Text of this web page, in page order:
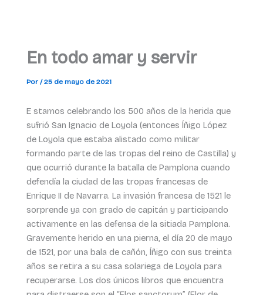
En todo amar y servir
Por /25 de mayo de 2021
E stamos celebrando los 500 años de la herida que
sufrió San Ignacio de Loyola (entonces Íñigo López
de Loyola que estaba alistado como militar
formando parte de las tropas del reino de Castilla) y
que ocurrió durante la batalla de Pamplona cuando
defendía la ciudad de las tropas francesas de
Enrique II de Navarra. La invasión francesa de 1521 le
sorprende ya con grado de capitán y participando
activamente en las defensa de la sitiada Pamplona.
Gravemente herido en una pierna, el día 20 de mayo
de 1521, por una bala de cañón, Íñigo con sus treinta
años se retira a su casa solariega de Loyola para
recuperarse. Los dos únicos libros que encuentra